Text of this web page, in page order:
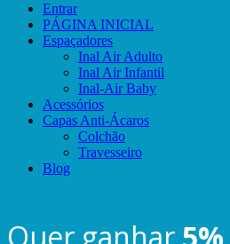
Entrar
PÁGINA INICIAL
Espaçadores
Inal Air Adulto
Inal Air Infantil
Inal-Air Baby
Acessórios
Capas Anti-Ácaros
Colchão
Travesseiro
Blog